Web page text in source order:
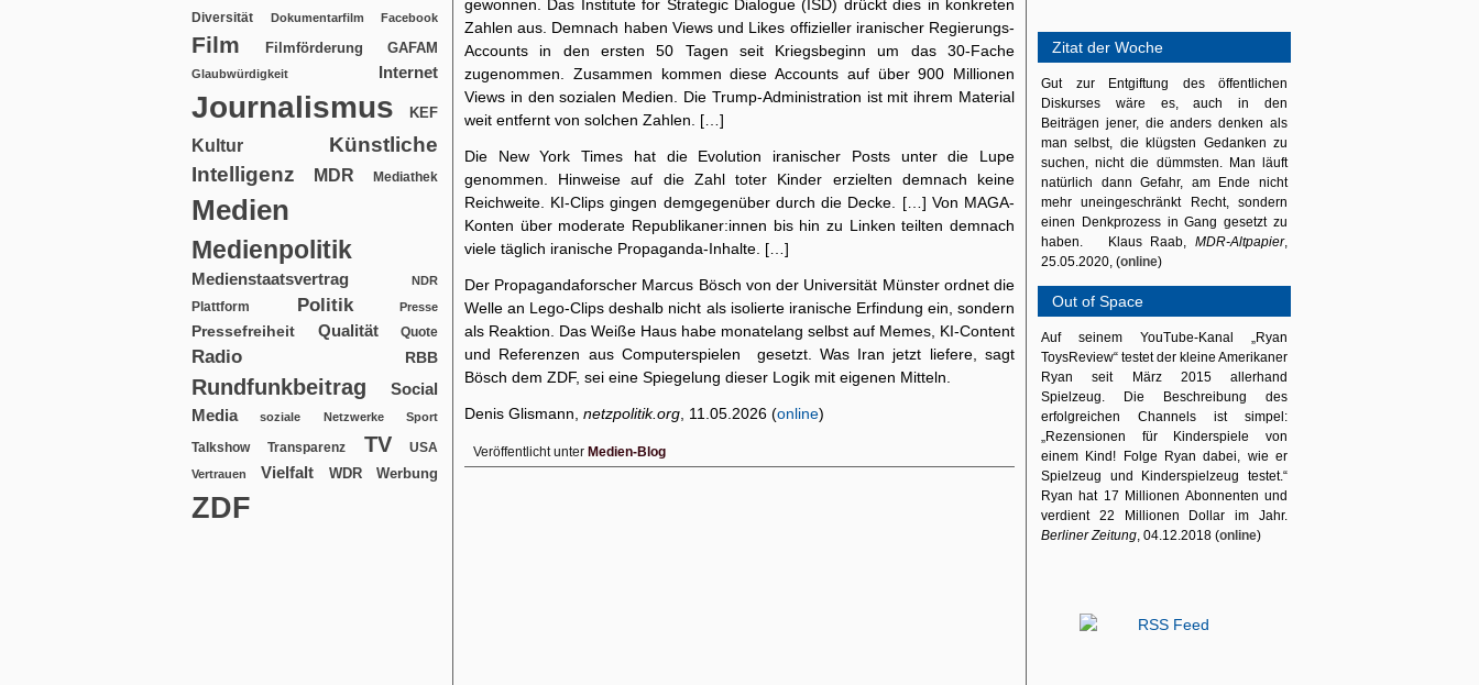
Diversität Dokumentarfilm Facebook
Film Filmförderung GAFAM
Glaubwürdigkeit Internet
Journalismus KEF
Kultur
Künstliche
Intelligenz
MDR Mediathek
Medien
Medienpolitik
Medienstaatsvertrag NDR
Plattform Politik Presse
Pressefreiheit Qualität Quote
Radio RBB
Rundfunkbeitrag
Social
Media
soziale Netzwerke Sport
Talkshow Transparenz TV USA
Vertrauen Vielfalt WDR Werbung
ZDF
gewonnen. Das Institute for Strategic Dialogue (ISD) drückt dies in konkreten
Zahlen aus. Demnach haben Views und Likes offizieller iranischer Regierungs-
Accounts in den ersten 50 Tagen seit Kriegsbeginn um das 30-Fache
zugenommen. Zusammen kommen diese Accounts auf über 900 Millionen
Views in den sozialen Medien. Die Trump-Administration ist mit ihrem Material
weit entfernt von solchen Zahlen. […]
Die New York Times hat die Evolution iranischer Posts unter die Lupe
genommen. Hinweise auf die Zahl toter Kinder erzielten demnach keine
Reichweite. KI-Clips gingen demgegenüber durch die Decke. […] Von MAGA-
Konten über moderate Republikaner:innen bis hin zu Linken teilten demnach
viele täglich iranische Propaganda-Inhalte. […]
Der Propagandaforscher Marcus Bösch von der Universität Münster ordnet die
Welle an Lego-Clips deshalb nicht als isolierte iranische Erfindung ein, sondern
als Reaktion. Das Weiße Haus habe monatelang selbst auf Memes, KI-Content
und Referenzen aus Computerspielen gesetzt. Was Iran jetzt liefere, sagt
Bösch dem ZDF, sei eine Spiegelung dieser Logik mit eigenen Mitteln.
Denis Glismann, netzpolitik.org , 11.05.2026 (online)
Veröffentlicht unter Medien-Blog
Zitat der Woche
Gut zur Entgiftung des öffentlichen
Diskurses wäre es, auch in den
Beiträgen jener, die anders denken als
man selbst, die klügsten Gedanken zu
suchen, nicht die dümmsten. Man läuft
natürlich dann Gefahr, am Ende nicht
mehr uneingeschränkt Recht, sondern
einen Denkprozess in Gang gesetzt zu
haben. Klaus Raab, MDR-Altpapier,
25.05.2020, (online)
Out of Space
Auf seinem YouTube-Kanal „Ryan
ToysReview“ testet der kleine Amerikaner
Ryan seit März 2015 allerhand
Spielzeug. Die Beschreibung des
erfolgreichen Channels ist simpel:
„Rezensionen für Kinderspiele von
einem Kind! Folge Ryan dabei, wie er
Spielzeug und Kinderspielzeug testet.“
Ryan hat 17 Millionen Abonnenten und
verdient 22 Millionen Dollar im Jahr.
Berliner Zeitung, 04.12.2018 (online)